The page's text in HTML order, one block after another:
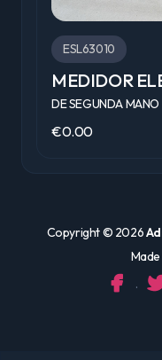
ESL63010
MEDIDOR
DE SEGUNDA MANO
€0.00
Copyright © 2026